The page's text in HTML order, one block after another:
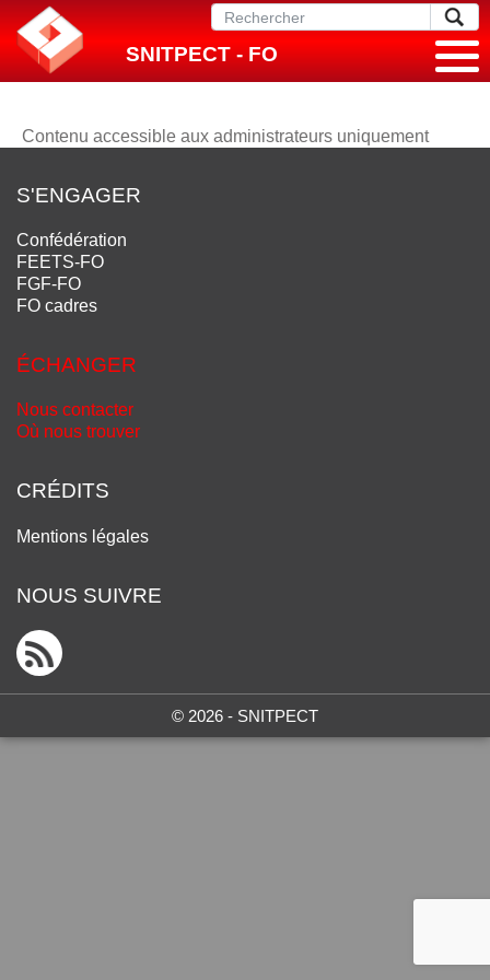
SNITPECT - FO
Contenu accessible aux administrateurs uniquement
S'ENGAGER
Confédération
FEETS-FO
FGF-FO
FO cadres
ÉCHANGER
Nous contacter
Où nous trouver
CRÉDITS
Mentions légales
NOUS SUIVRE
© 2026 - SNITPECT